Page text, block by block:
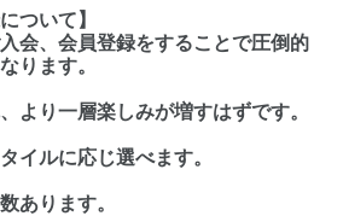
ついて】
会、会員登録をすることで圧倒的
ります。
より一層楽しみが増すはずです。
イルに応じ選べます。
あります。